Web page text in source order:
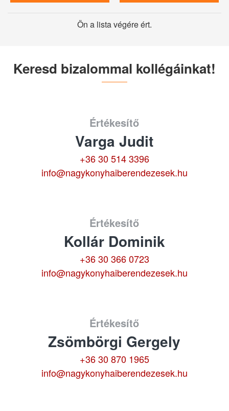
Ön a lista végére ért.
Keresd bizalommal kollégáinkat!
Értékesítő
Varga Judit
+36 30 514 3396
info@nagykonyhaiberendezesek.hu
Értékesítő
Kollár Dominik
+36 30 366 0723
info@nagykonyhaiberendezesek.hu
Értékesítő
Zsömbörgi Gergely
+36 30 870 1965
info@nagykonyhaiberendezesek.hu